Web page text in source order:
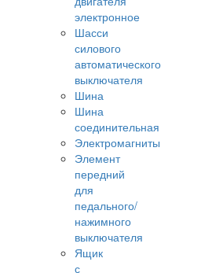
электронное
Шасси
силового
автоматического
выключателя
Шина
Шина
соединительная
Электромагниты
Элемент
передний
для
педального/
нажимного
выключателя
Ящик
с